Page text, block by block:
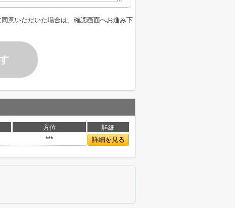
意いただいた場合は、確認画面へお進み下
方位
詳細
*** 詳細を見る